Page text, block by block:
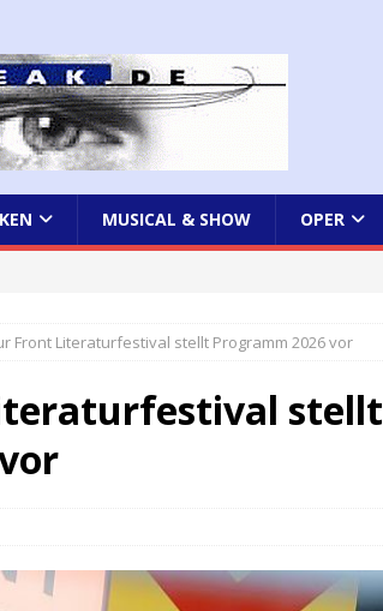
MUSICAL & SHOW OPER
Front Literaturfestival stellt Programm 2026 vor
stellt